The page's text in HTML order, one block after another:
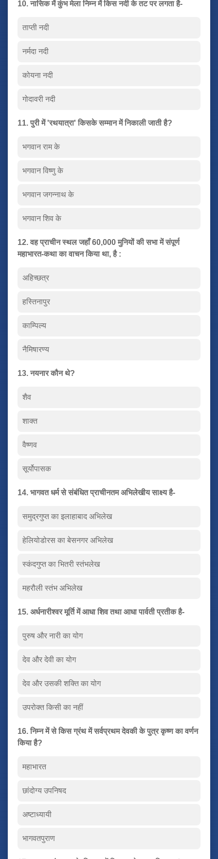
10. नासिक में कुंभ मेला निम्न में किस नदी के तट पर लगता है-
ताप्ती नदी
नर्मदा नदी
कोयना नदी
गोदावरी नदी
11. पुरी में 'रथयात्रा' किसके सम्मान में निकाली जाती है?
भगवान राम के
भगवान विष्णु के
भगवान जगन्नाथ के
भगवान शिव के
12. वह प्राचीन स्थल जहाँ 60,000 मुनियों की सभा में संपूर्ण
महाभारत-कथा का वाचन किया था, है :
अहिच्छत्र
हस्तिनापुर
काम्पिल्य
नैमिषारण्य
13. नयनार कौन थे?
शैव
शाक्त
वैष्णव
सूर्योपासक
14. भागवत धर्म से संबंधित प्राचीनतम अभिलेखीय साक्ष्य है-
समुद्रगुप्त का इलाहाबाद अभिलेख
हेलियोडोरस का बेसनगर अभिलेख
स्कंदगुप्त का भितरी स्तंभलेख
महरौली स्तंभ अभिलेख
15. अर्धनारीश्वर मूर्ति में आधा शिव तथा आधा पार्वती प्रतीक है-
पुरुष और नारी का योग
देव और देवी का योग
देव और उसकी शक्ति का योग
उपरोक्त किसी का नहीं
16. निम्न में से किस ग्रंथ में सर्वप्रथम देवकी के पुत्र कृष्ण का वर्णन
किया है?
महाभारत
छांदोग्य उपनिषद
अष्टाध्यायी
भागवतपुराण